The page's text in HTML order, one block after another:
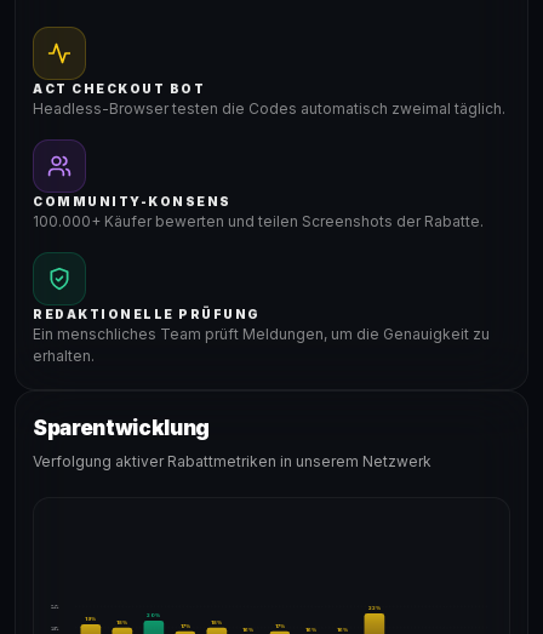
ACT CHECKOUT BOT
Headless-Browser testen die Codes automatisch zweimal täglich.
COMMUNITY-KONSENS
100.000+ Käufer bewerten und teilen Screenshots der Rabatte.
REDAKTIONELLE PRÜFUNG
Ein menschliches Team prüft Meldungen, um die Genauigkeit zu
erhalten.
Sparentwicklung
Verfolgung aktiver Rabattmetriken in unserem Netzwerk
24%
18%
19%
18%
20%
17%
18%
16%
17%
16% 16%
22%